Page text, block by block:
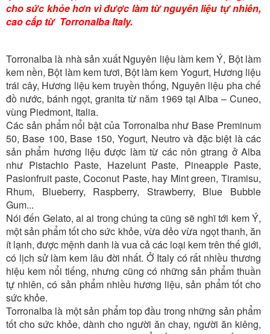
cho sức khỏe hơn vì được làm từ nguyên liệu tự nhiên,
cao cấp từ Torronalba Italy.
Torronalba là nhà sản xuất Nguyên liệu làm kem Ý, Bột làm
kem nền, Bột làm kem tươi, Bột làm kem Yogurt, Hương liệu
trái cây, Hương liệu kem truyền thống, Nguyên liệu pha chế
đồ nước, bánh ngọt, granita từ năm 1969 tại Alba – Cuneo,
vùng Piedmont, Italia.
Các sản phẩm nổi bật của Torronalba như Base Preminum
50, Base 100, Base 150, Yogurt, Neutro và đặc biệt là các
sản phẩm hương liệu được làm từ các nôn gtrang ở Alba
như Pistachio Paste, Hazelunt Paste, Pineapple Paste,
Pasionfruit paste, Coconut Paste, hay Mint green, Tiramisu,
Rhum, Blueberry, Raspberry, Strawberry, Blue Bubble
Gum...
Nói đến Gelato, ai ai trong chúng ta cũng sẽ nghĩ tới kem Ý,
một sản phẩm tốt cho sức khỏe, vừa dẻo vừa ngọt thanh, ăn
ít lạnh, được mệnh danh là vua cả các loại kem trên thế giới,
có lịch sử làm kem lâu đời nhất. Ở Italy có rất nhiều thương
hiệu kem nổi tiếng, nhưng cũng có những sản phẩm thuần
tự nhiên, có sản phẩm nhiều hương liệu, sản phẩm tốt cho
sức khỏe.
Torronalba là một sản phẩm top đầu trong những sản phẩm
tốt cho sức khỏe, dành cho người ăn chay, người ăn kiêng,